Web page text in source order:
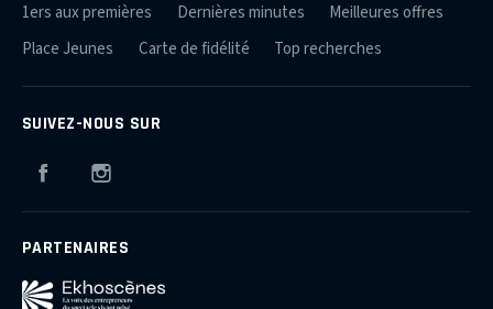
1ers aux premières Dernières minutes
Meilleures offres
Place Jeunes
Carte de fidélité Top recherches
SUIVEZ-NOUS SUR
Facebook
PARTENAIRES